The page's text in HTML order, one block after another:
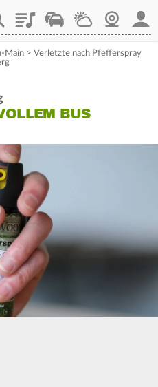
PlaylistStaupilotWetterWebcam
Main > Verletzte nach Pfefferspray
BUS